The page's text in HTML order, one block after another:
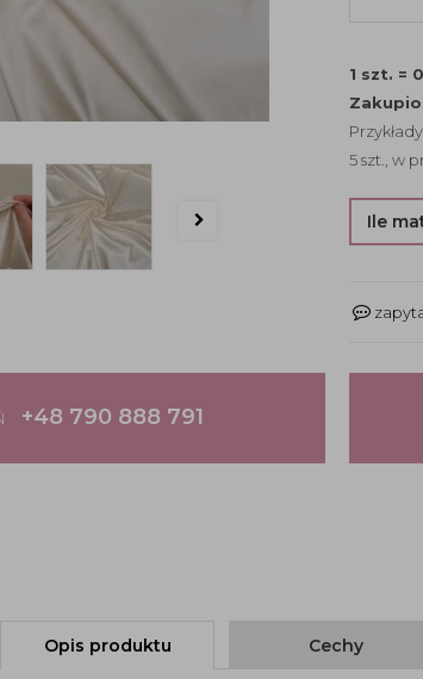
1 szt. =
5 szt., w
Ile
+48 790 888 791
Opis produktu Cechy